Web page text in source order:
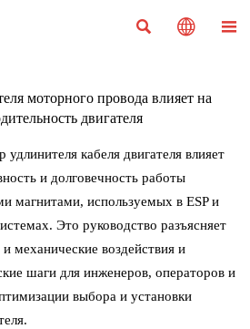
  
моторного провода влияет на
двигателя
кабеля двигателя влияет
и долговечность работы
магнитами, используемых в ESP и
Это руководство разъясняет
механические воздействия и
шаги для инженеров, операторов и
выбора и установки